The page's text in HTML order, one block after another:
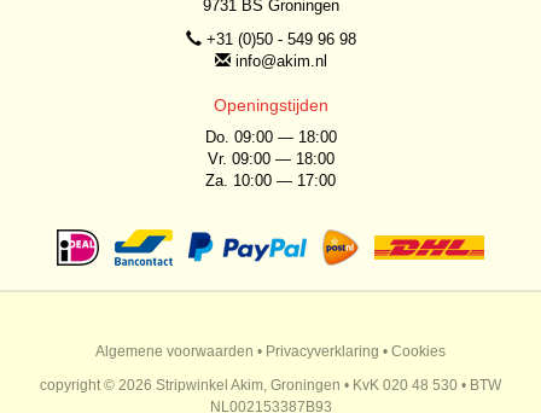
9731 BS Groningen
+31 (0)50 - 549 96 98
info@akim.nl
Openingstijden
Do. 09:00 — 18:00
Vr. 09:00 — 18:00
Za. 10:00 — 17:00
Algemene voorwaarden • Privacyverklaring • Cookies
copyright © 2026 Stripwinkel Akim, Groningen • KvK 020 48 530 • BTW
NL002153387B93